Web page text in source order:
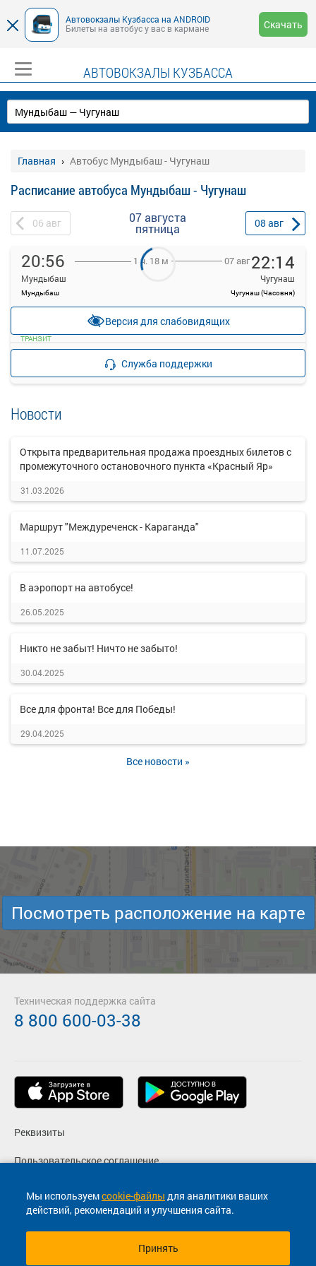
Автовокзалы Кузбасса на ANDROID
Билеты на автобус у вас в кармане
Скачать
АВТОВОКЗАЛЫ КУЗБАССА
Главная Автобус Мундыбаш - Чугунаш
Расписание автобуса Мундыбаш - Чугунаш
06 авг 07 августа
пятница 08 авг
20:56
Мундыбаш
Мундыбаш
1 ч. 18 м 07 авг22:14
Чугунаш
Чугунаш (Часовня)
—
ТРАНЗИТ
Продажа билетов
прекращена
Версия для слабовидящих
Служба поддержки
Новости
Открыта предварительная продажа проездных билетов с
промежуточного остановочного пункта «Красный Яр»
31.03.2026
Маршрут "Междуреченск - Караганда"
11.07.2025
В аэропорт на автобусе!
26.05.2025
Никто не забыт! Ничто не забыто!
30.04.2025
Все для фронта! Все для Победы!
29.04.2025
Все новости »
Мы используемcookie-файлы для аналитики ваших
действий, рекомендаций и улучшения сайта.
Принять
Посмотреть расположение на карте
Реквизиты
Пользовательское соглашение
Политика конфиденциальности
Согласие на маркетинговые сообщения
Техническая поддержка сайта
8 800 600-03-38
© 2013-2026, ООО "Капитал"- Онлайн сервис продажи